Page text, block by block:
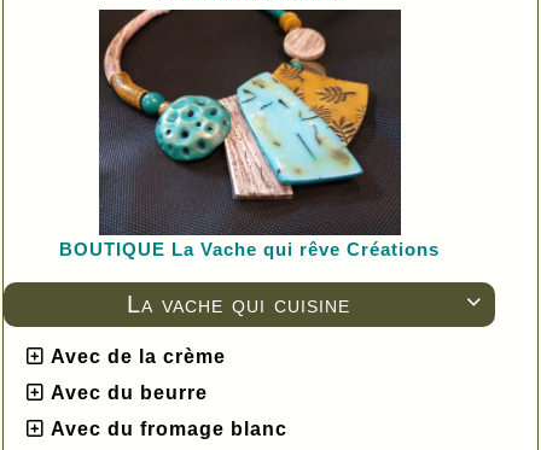
BOUTIQUE La Vache qui rêve Créations

La vache qui cuisine
Avec de la crème
Avec du beurre
Avec du fromage blanc